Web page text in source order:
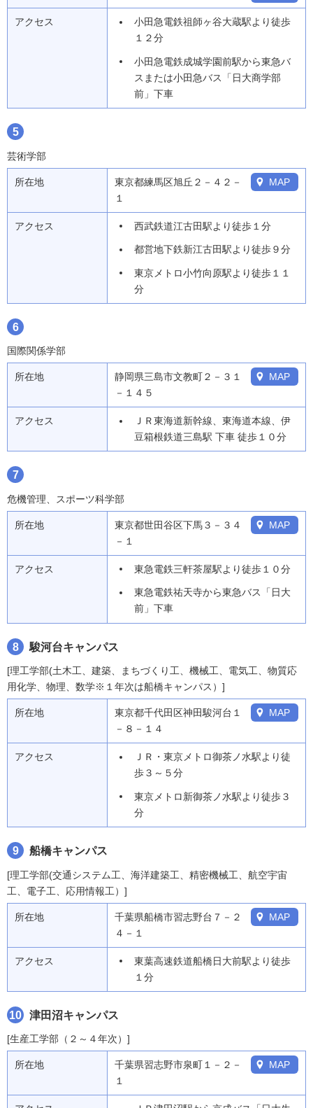
アクセス
小田急電鉄祖師ヶ谷大蔵駅より徒歩
１２分
小田急電鉄成城学園前駅から東急バ
スまたは小田急バス「日大商学部
前」下車
5
芸術学部
所在地
東京都練馬区旭丘２－４２－
１
MAP
アクセス 西武鉄道江古田駅より徒歩１分
都営地下鉄新江古田駅より徒歩９分
東京メトロ小竹向原駅より徒歩１１
分
6
国際関係学部
所在地
静岡県三島市文教町２－３１
－１４５
MAP
アクセス
ＪＲ東海道新幹線、東海道本線、伊
豆箱根鉄道三島駅 下車 徒歩１０分
7
危機管理、スポーツ科学部
所在地
東京都世田谷区下馬３－３４
－１
MAP
アクセス 東急電鉄三軒茶屋駅より徒歩１０分
東急電鉄祐天寺から東急バス「日大
前」下車
8 駿河台キャンパス
[理工学部(土木工、建築、まちづくり工、機械工、電気工、物質応
用化学、物理、数学※１年次は船橋キャンパス）]
所在地
東京都千代田区神田駿河台１
－８－１４
MAP
アクセス
ＪＲ・東京メトロ御茶ノ水駅より徒
歩３～５分
東京メトロ新御茶ノ水駅より徒歩３
分
9 船橋キャンパス
[理工学部(交通システム工、海洋建築工、精密機械工、航空宇宙
工、電子工、応用情報工）]
所在地
千葉県船橋市習志野台７－２
４－１
MAP
アクセス
東葉高速鉄道船橋日大前駅より徒歩
１分
10 津田沼キャンパス
[生産工学部（２～４年次）]
所在地
千葉県習志野市泉町１－２－
１
MAP